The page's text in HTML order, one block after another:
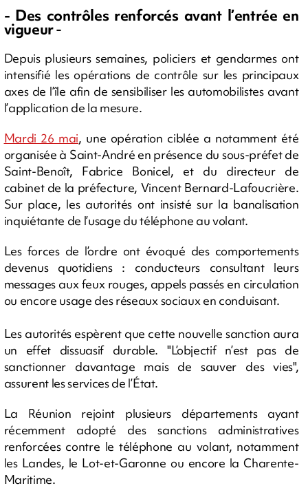
- Des contrôles renforcés avant l’entrée en
vigueur-
Depuis plusieurs semaines, policiers et gendarmes ont
intensifié les opérations de contrôle sur les principaux
axes de l’île afin de sensibiliser les automobilistes avant
l’application de la mesure.
Mardi 26 mai, une opération ciblée a notamment été
organisée à Saint-André en présence du sous-préfet de
Saint-Benoît, Fabrice Bonicel, et du directeur de
cabinet de la préfecture, Vincent Bernard-Lafoucrière.
Sur place, les autorités ont insisté sur la banalisation
inquiétante de l’usage du téléphone au volant.
Les forces de l’ordre ont évoqué des comportements
devenus quotidiens : conducteurs consultant leurs
messages aux feux rouges, appels passés en circulation
ou encore usage des réseaux sociaux en conduisant.
Les autorités espèrent que cette nouvelle sanction aura
un effet dissuasif durable. "L’objectif n’est pas de
sanctionner davantage mais de sauver des vies",
assurent les services de l’État.
La Réunion rejoint plusieurs départements ayant
récemment adopté des sanctions administratives
renforcées contre le téléphone au volant, notamment
les Landes, le Lot-et-Garonne ou encore la Charente-
Maritime.